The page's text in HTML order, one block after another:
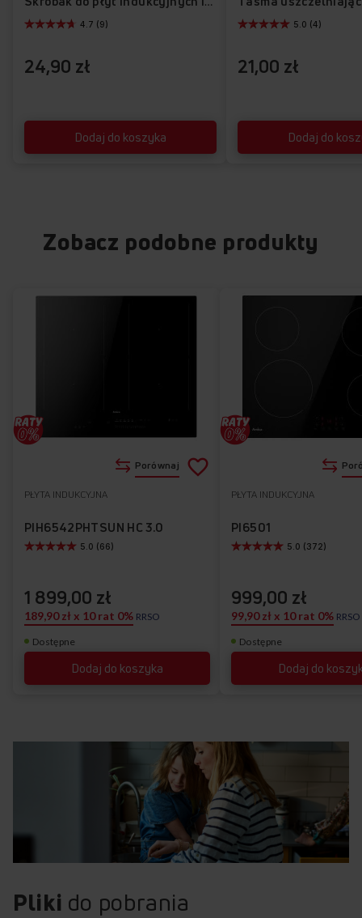
24,90 zł
Dodaj do koszyka
4.7 (9)
21,00 zł
Dodaj do
5.0 (4)
Zobacz podobne produkty
Dostępne
PŁYTA INDUKCYJNA
PIH6542PHTSUN HC 3.0
Dodaj do koszyka
5.0 (66)
1 899,00 zł
189,90 zł x 10 rat 0% RRSO
Porównaj Dodaj
ulubionych
Dostępne
PŁYTA INDUKCYJNA
PI6501
Dodaj do
5.0 (372)
999,00 zł
99,90 zł x 10 rat 0% RRSO
Pliki do pobrania